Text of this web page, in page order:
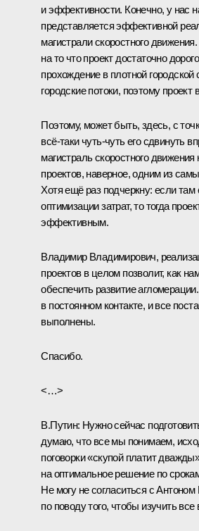
и эффективности. Конечно, у нас
представляется эффективной
магистрали скоростного
на то что проект достаточно
прохождение в плотной
городские потоки, поэтому
Поэтому, может быть, здесь, с
всё-таки чуть-чуть его сдвинуть
магистраль скоростного
проектов, наверное, одним из
Хотя ещё раз подчеркну: если там
оптимизации затрат, то тогда
эффективным.
Владимир Владимирович,
проектов в целом позволит, как
обеспечить развитие
в постоянном контакте, и все
выполнены.
Спасибо.
<…>
В.Путин: Нужно сейчас
думаю, что все мы понимаем,
поговорки «скупой платит
на оптимальное решение по
Не могу не согласиться сАнтоном
по поводу того, чтобы изучить